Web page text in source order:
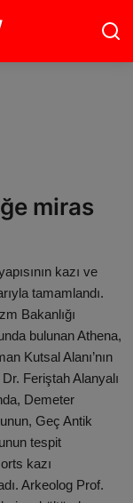
miras
kazı ve
tamamlandı.
Bakanlığı
bulunan Athena,
Kutsal Alanı’nın
Feriştah Alanyalı
Demeter
Geç Antik
tespit
kazı
Arkeolog Prof.